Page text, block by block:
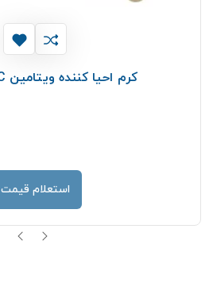
کرم احیا کننده ویتامین C الارو Ellaro
استعلام قیمت